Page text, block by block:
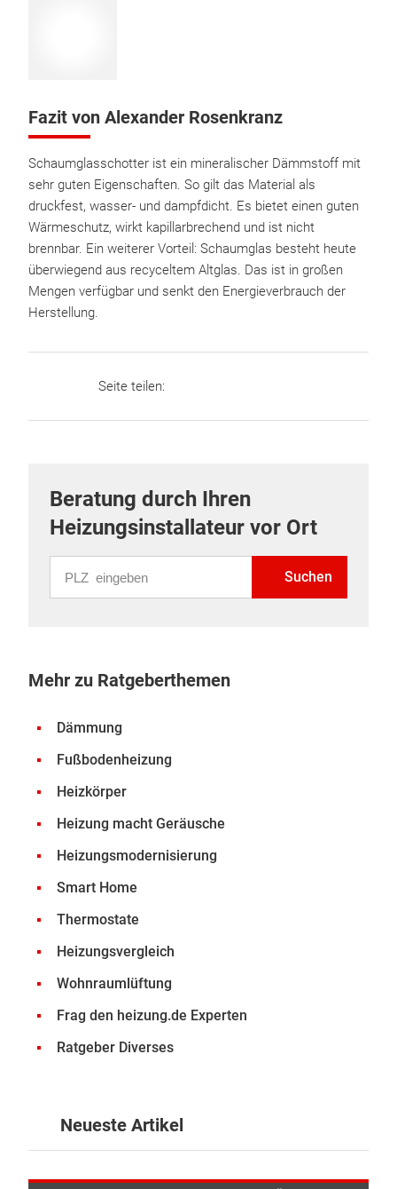
Fazit von Alexander Rosenkranz
Schaumglasschotter ist ein mineralischer Dämmstoff mit
sehr guten Eigenschaften. So gilt das Material als
druckfest, wasser- und dampfdicht. Es bietet einen guten
Wärmeschutz, wirkt kapillarbrechend und ist nicht
brennbar. Ein weiterer Vorteil: Schaumglas besteht heute
überwiegend aus recyceltem Altglas. Das ist in großen
Mengen verfügbar und senkt den Energieverbrauch der
Herstellung.
Seite teilen:
Beratung durch Ihren
Heizungsinstallateur vor Ort
Suchen
Mehr zu Ratgeberthemen
Dämmung
Fußbodenheizung
Heizkörper
Heizung macht Geräusche
Heizungsmodernisierung
Smart Home
Thermostate
Heizungsvergleich
Wohnraumlüftung
Frag den heizung.de Experten
Ratgeber Diverses
Neueste Artikel